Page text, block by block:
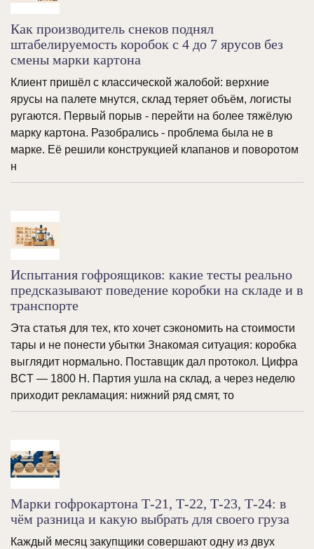
Как производитель снеков поднял
штабелируемость коробок с 4 до 7 ярусов без
смены марки картона
Клиент пришёл с классической жалобой: верхние
ярусы на палете мнутся, склад теряет объём, логисты
ругаются. Первый порыв - перейти на более тяжёлую
марку картона. Разобрались - проблема была не в
марке. Её решили конструкцией клапанов и поворотом
н
Испытания гофроящиков: какие тесты реально
предсказывают поведение коробки на складе и в
транспорте
Эта статья для тех, кто хочет сэкономить на стоимости
тары и не понести убытки Знакомая ситуация: коробка
выглядит нормально. Поставщик дал протокол. Цифра
BCT — 1800 Н. Партия ушла на склад, а через неделю
приходит рекламация: нижний ряд смят, то
Марки гофрокартона Т-21, Т-22, Т-23, Т-24: в
чём разница и какую выбрать для своего груза
Каждый месяц закупщики совершают одну из двух